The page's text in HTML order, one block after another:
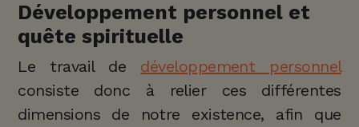
Développement personnel et
quête spirituelle
Le travail de développement personnel
consiste donc à relier ces différentes
dimensions de notre existence, afin que